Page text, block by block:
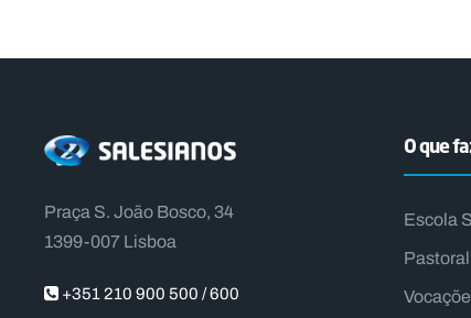
Praça S. João Bosco, 34
1399-007 Lisboa
+351 210 900 500 / 600
O que
Escola